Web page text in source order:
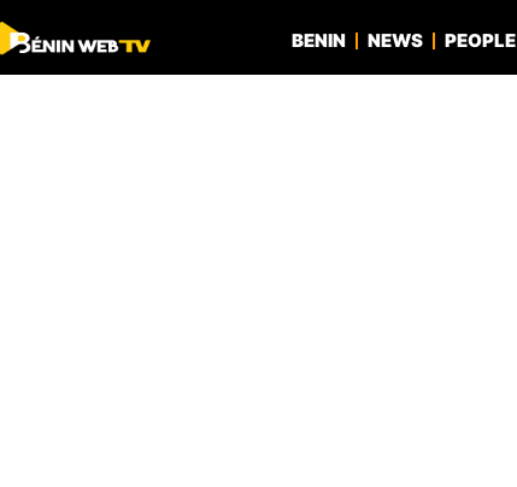
BENIN NEWS PEOPLE